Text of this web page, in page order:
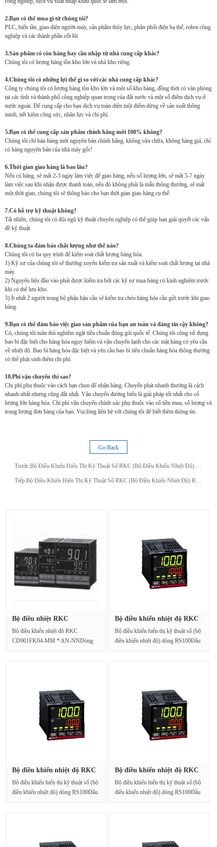
2.Bạn có thể mua gì từ chúng tôi?
PLC, biến tần, giao diện người-máy, sản phẩm thủy lực, phân phối điện hạ thế, robot công
nghiệp và các thành phần cốt lõi
3.Sản phẩm có còn hàng hay cần nhập từ nhà cung cấp khác?
Chúng tôi có lượng hàng tồn kho lớn và nhà kho riêng.
4.Chúng tôi có những lợi thế gì so với các nhà cung cấp khác?
Công ty chúng tôi có lượng hàng tồn kho lớn và một số kho hàng, đồng thời có văn phòng
tại các tỉnh và thành phố công nghiệp quan trọng của đất nước và một số điểm dịch vụ ở
nước ngoài. Để cung cấp cho bạn dịch vụ toàn diện một điểm dừng về sản xuất thông
minh, tiết kiệm công sức, nhân lực và chi phí.
5.Bạn có thể cung cấp sản phẩm chính hãng mới 100% không?
Chúng tôi chỉ bán hàng mới nguyên bản chính hãng, không sửa chữa, không hàng giả, chỉ
có hàng nguyên bản của nhà máy gốc!
6.Thời gian giao hàng là bao lâu?
Nếu có hàng, sẽ mất 2-3 ngày làm việc để giao hàng, nếu số lượng lớn, sẽ mất 5-7 ngày
làm việc sau khi nhận được thanh toán, nếu đó không phải là mẫu thông thường, sẽ mất
một thời gian, chúng tôi sẽ thông báo cho bạn thời gian giao hàng cụ thể.
7.Có hỗ trợ kỹ thuật không?
Tất nhiên, chúng tôi có đội ngũ kỹ thuật chuyên nghiệp có thể giúp bạn giải quyết các vấn
đề kỹ thuật.
8.Chúng ta đảm bảo chất lượng như thế nào?
Chúng tôi có ba quy trình để kiểm soát chất lượng hàng hóa.
1) Kỹ sư của chúng tôi sẽ thường xuyên kiểm tra sản xuất và kiểm soát chất lượng tại nhà
máy.
2) Nguyên liệu đầu vào phải được kiểm tra bởi các kỹ sư mua hàng có kinh nghiệm trước
khi có thể lưu kho.
3) Ít nhất 2 người trong bộ phận hậu cần sẽ kiểm tra chéo hàng hóa cần gửi trước khi giao
hàng.
9.Bạn có thể đảm bảo việc giao sản phẩm của bạn an toàn và đáng tin cậy không?
Có, chúng tôi tuân thủ nghiêm ngặt tiêu chuẩn đóng gói quốc tế. Chúng tôi cũng sử dụng
bao bì đặc biệt cho hàng hóa nguy hiểm và vận chuyển lạnh cho các mặt hàng có yêu cầu
về nhiệt độ. Bao bì hàng hóa đặc biệt và yêu cầu bao bì tiêu chuẩn hàng hóa thông thường
có thể phát sinh thêm chi phí.
10.Phí vận chuyển thì sao?
Chi phí phụ thuộc vào cách bạn chọn để nhận hàng. Chuyển phát nhanh thường là cách
nhanh nhất nhưng cũng đắt nhất. Vận chuyển đường biển là giải pháp tốt nhất cho số
lượng lớn hàng hóa. Chi phí vận chuyển chính xác phụ thuộc vào số tiền mua, số lượng và
trọng lượng đơn hàng của bạn. Vui lòng liên hệ với chúng tôi để biết thêm thông tin.
Go Back
Trước:Bộ Điều Khiển Hiển Thị Kỹ Thuật Số RKC (Bộ Điều Khiển Nhiệt Độ) RH100
Tiếp:Bộ Điều Khiển Hiển Thị Kỹ Thuật Số RKC (Bộ Điều Khiển Nhiệt Độ) RH900
Bộ điều nhiệt RKC
Bộ điều khiển nhiệt độ RKC
CD901FK04-MM * AN-NNDòng
Bộ điều khiển nhiệt độ RKC
Bộ điều khiển hiển thị kỹ thuật số (bộ
điều khiển nhiệt độ) dòng RS100Đầu
Bộ điều khiển nhiệt độ RKC
Bộ điều khiển hiển thị kỹ thuật số (bộ
điều khiển nhiệt độ) dòng RS100Đầu
Bộ điều khiển nhiệt độ RKC
Bộ điều khiển hiển thị kỹ thuật số (bộ
điều khiển nhiệt độ) dòng RS100Đầu